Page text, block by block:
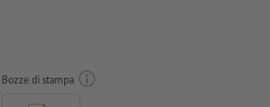
Bozze di stampa